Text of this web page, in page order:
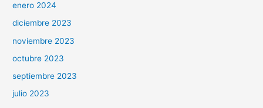
enero 2024
diciembre 2023
noviembre 2023
octubre 2023
septiembre 2023
julio 2023